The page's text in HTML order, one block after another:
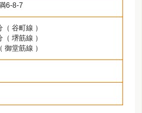
6-8-7
（ 谷町線 ）
（ 堺筋線 ）
御堂筋線 ）